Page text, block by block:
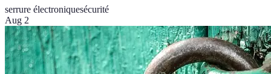
serrure électroniquesécurité
Aug 2